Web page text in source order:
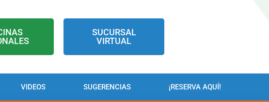
SUCURSAL
VIRTUAL
VIDEOS SUGERENCIAS ¡RESERVA AQUÍ!